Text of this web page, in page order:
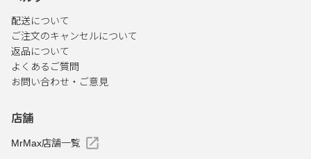
配送について
ご注文のキャンセルについて
返品について
よくあるご質問
お問い合わせ・ご意見
店舗
MrMax店舗一覧